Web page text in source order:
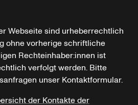
Webseite sind urheberrechtlich
ohne vorherige schriftliche
Rechteinhaber:innen ist
verfolgt werden. Bitte
unser Kontaktformular.
der Kontakte der